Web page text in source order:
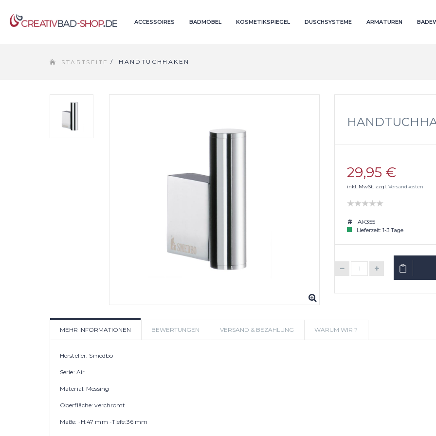
ACCESSOIRES BADMÖBEL KOSMETIKSPIEGEL DUSCHSYSTEME ARMATUREN
STARTSEITE / HANDTUCHHAKEN
29,95 €
inkl. MwSt. zzgl. Versandkosten
AK355
Lieferzeit: 1-3 Tage
MEHR INFORMATIONEN
BEWERTUNGEN VERSAND & BEZAHLUNG WARUM WIR ?
Hersteller: Smedbo
Serie: Air
Material: Messing
Oberfläche: verchromt
Maße: -H:47 mm -Tiefe:36 mm